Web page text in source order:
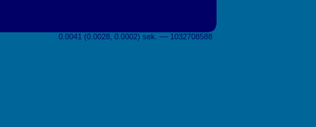
0.0041 (0.0028, 0.0002) sek. –– 1032708588